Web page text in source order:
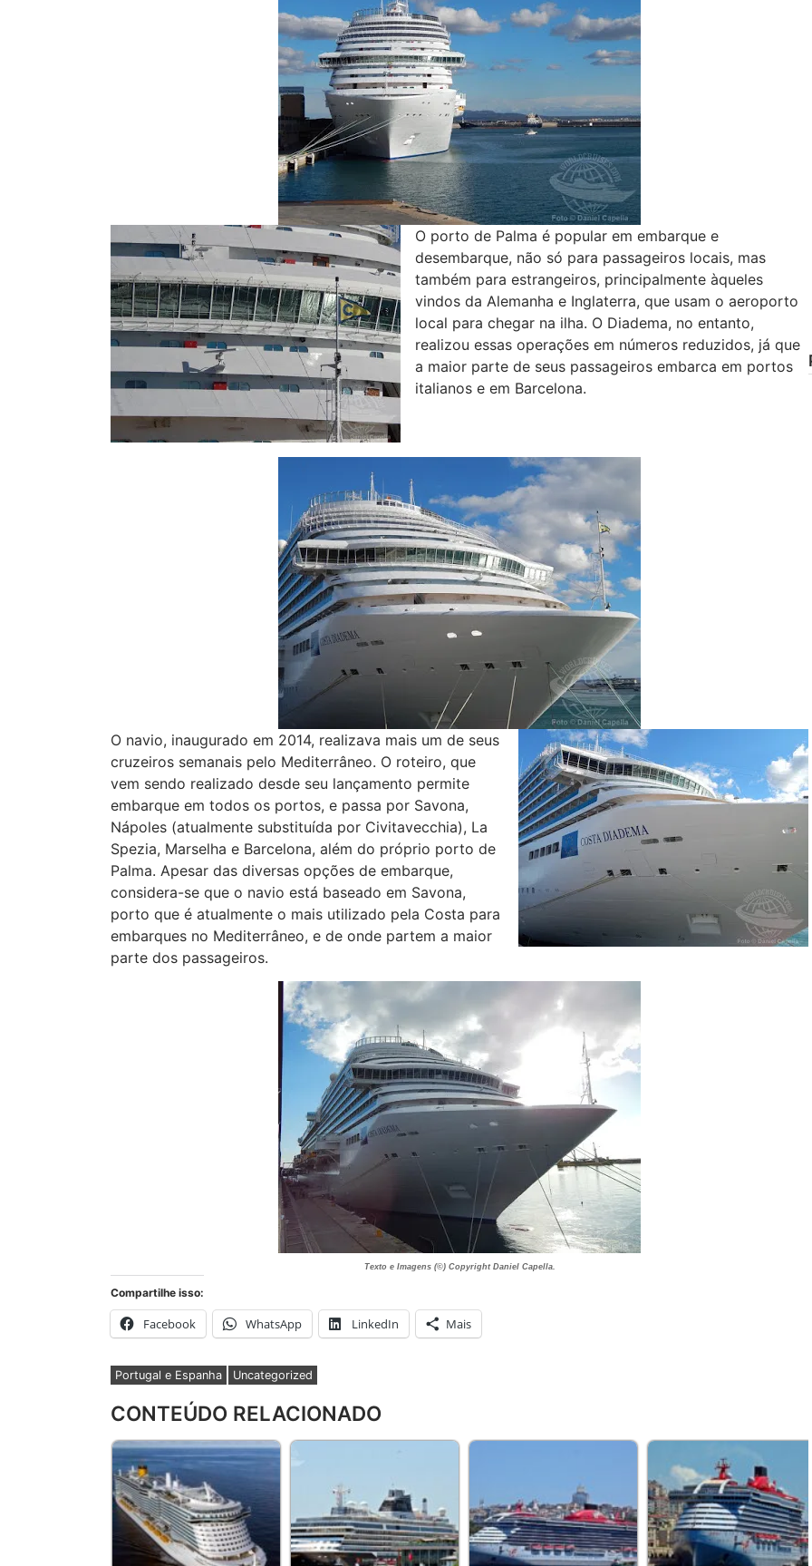
O porto de Palma é popular em embarque e
desembarque, não só para passageiros locais, mas
também para estrangeiros, principalmente àqueles
vindos da Alemanha e Inglaterra, que usam o aeroporto
local para chegar na ilha. O Diadema, no entanto,
realizou essas operações em números reduzidos, já que
a maior parte de seus passageiros embarca em portos
italianos e em Barcelona.
O navio, inaugurado em 2014, realizava mais um de seus
cruzeiros semanais pelo Mediterrâneo. O roteiro, que
vem sendo realizado desde seu lançamento permite
embarque em todos os portos, e passa por Savona,
Nápoles (atualmente substituída por Civitavecchia), La
Spezia, Marselha e Barcelona, além do próprio porto de
Palma. Apesar das diversas opções de embarque,
considera-se que o navio está baseado em Savona,
porto que é atualmente o mais utilizado pela Costa para
embarques no Mediterrâneo, e de onde partem a maior
parte dos passageiros.
Texto e Imagens (©) Copyright Daniel Capella.
Compartilhe isso:
Facebook WhatsApp LinkedIn Mais
Portugal e Espanha Uncategorized
CONTEÚDO RELACIONADO